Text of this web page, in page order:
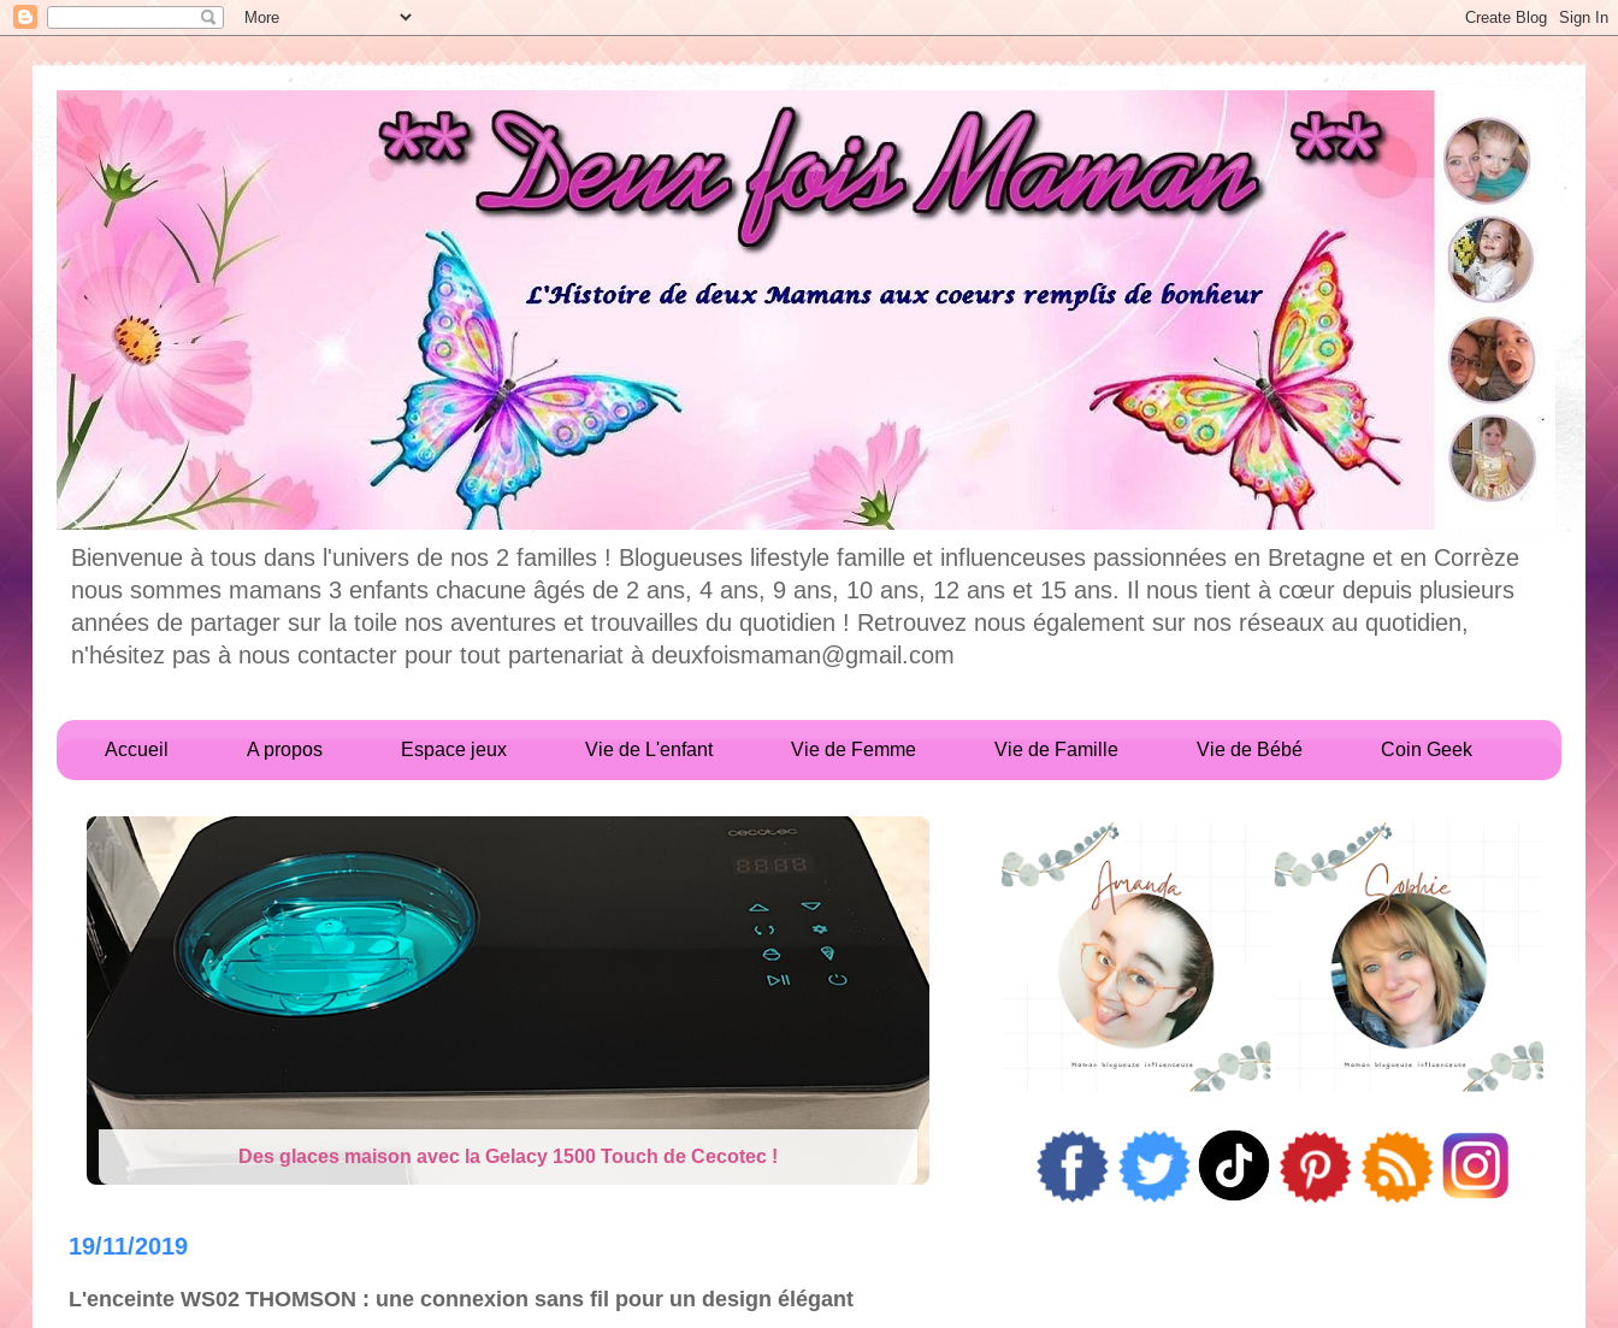
Bienvenue à tous dans l'univers de nos 2 familles ! Blogueuses lifestyle famille et influenceuses passionnées en Bretagne et en Corrèze
nous sommes mamans 3 enfants chacune âgés de 2 ans, 4 ans, 9 ans, 10 ans, 12 ans et 15 ans. Il nous tient à cœur depuis plusieurs
années de partager sur la toile nos aventures et trouvailles du quotidien ! Retrouvez nous également sur nos réseaux au quotidien,
n'hésitez pas à nous contacter pour tout partenariat à deuxfoismaman@gmail.com
Accueil A propos Espace jeux Vie de L'enfant Vie de Femme Vie de Famille Vie de Bébé Coin Geek
Cry Babies Fantasy Dream la Licorne : La poupée qui pleure
19/11/2019
L'enceinte WS02 THOMSON : une connexion sans fil pour un design élégant